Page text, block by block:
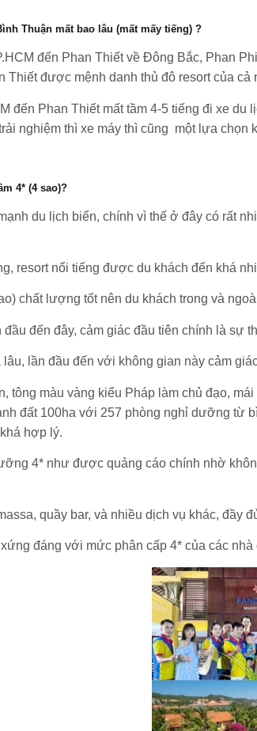
Thuận mất bao lâu (mất mấy tiếng) ?
đến Phan Thiết về Đông Bắc, Phan
Thiết được mệnh danh thủ đô resort của
đến Phan Thiết mất tầm 4-5 tiếng đi xe
nghiệm thì xe máy thì cũng một lựa chọn
4* (4 sao)?
du lịch biển, chính vì thế ở đây có rất
resort nổi tiếng được du khách đến khá
chất lượng tốt nên du khách trong và
đến đây, cảm giác đầu tiên chính là sự
lần đầu đến với không gian này cảm
màu vàng kiểu Pháp làm chủ đạo,
đất 100ha với 257 phòng nghỉ dưỡng từ
hợp lý.
4* như được quảng cáo chính nhờ
quầy bar, và nhiều dịch vụ khác, đầy
đáng với mức phân cấp 4* của các nhà